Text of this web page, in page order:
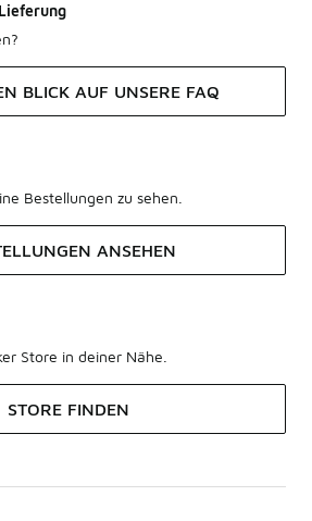
BLICK AUF UNSERE FAQ
Bestellungen zu sehen.
ANSEHEN
Store in deiner Nähe.
STORE FINDEN